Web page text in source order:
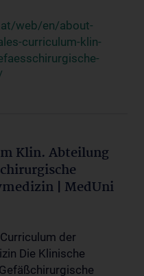
web/en/about-
curriculum-klin-
Klin. Abteilung
| MedUni
der
Die Klinische